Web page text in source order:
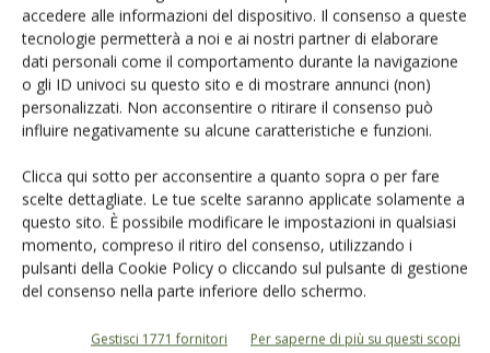
accedere alle informazioni del dispositivo. Il consenso a queste
tecnologie permetterà a noi e ai nostri partner di elaborare
dati personali come il comportamento durante la navigazione
o gli ID univoci su questo sito e di mostrare annunci (non)
personalizzati. Non acconsentire o ritirare il consenso può
influire negativamente su alcune caratteristiche e funzioni.
Clicca qui sotto per acconsentire a quanto sopra o per fare
scelte dettagliate. Le tue scelte saranno applicate solamente a
questo sito. È possibile modificare le impostazioni in qualsiasi
momento, compreso il ritiro del consenso, utilizzando i
pulsanti della Cookie Policy o cliccando sul pulsante di gestione
del consenso nella parte inferiore dello schermo.
Gestisci 1771 fornitori Per saperne di più su questi scopi
Un modo semplice per cercare un'azienda o un
prodotto!
Cerca adesso